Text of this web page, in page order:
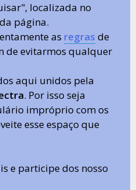
localizada no
página.
as regras de
de evitarmos qualquer
aqui unidos pela
. Por isso seja
impróprio com os
esse espaço que
e participe dos nosso